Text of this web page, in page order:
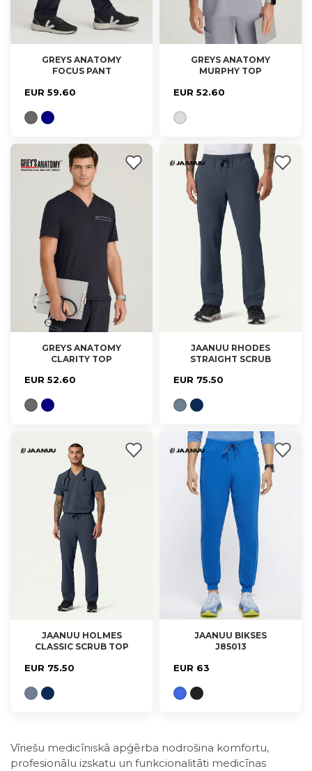
XS, S, M, XL
GREYS ANATOMY
FOCUS PANT
EUR 59.60
M, L, XL
GREYS ANATOMY
MURPHY TOP
EUR 52.60
S, M, XL
GREYS ANATOMY
CLARITY TOP
EUR 52.60
XS, S, M
JAANUU RHODES
STRAIGHT SCRUB
EUR 75.50
S, M, L, XL
JAANUU HOLMES
CLASSIC SCRUB TOP
EUR 75.50
S, L, XL
JAANUU BIKSES
J85013
EUR 63
Vīriešu medicīniskā apģērba nodrošina komfortu,
profesionālu izskatu un funkcionalitāti medicīnas